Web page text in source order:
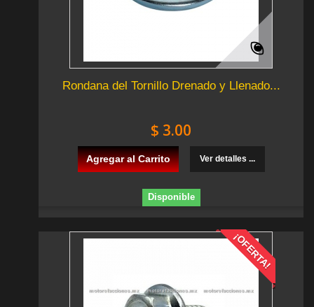
Rondana del Tornillo Drenado y Llenado...
$ 3.00
Agregar al Carrito Ver detalles ...
Disponible
¡OFERTA!